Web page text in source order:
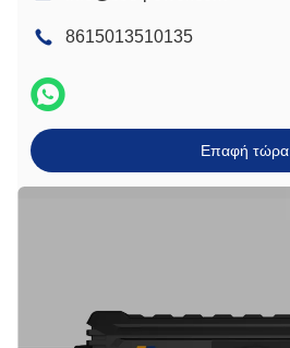
8615013510135
Επαφή τώρα